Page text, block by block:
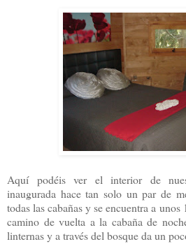
Aquí podéis ver el interior de
inaugurada hace tan solo un par de
todas las cabañas y se encuentra a
camino de vuelta a la cabaña de
linternas y a través del bosque da un